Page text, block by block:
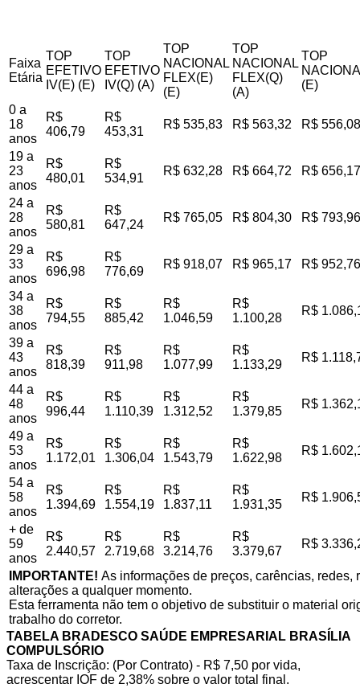
Faixa
Etária
TOP
EFETIVO
IV(E) (E)
TOP
EFETIVO
IV(Q) (A)
TOP
NACIONAL
FLEX(E)
(E)
TOP
NACIONAL
FLEX(Q)
(A)
TOP
(E)
0 a
18
anos
R$
406,79
R$
453,31
R$ 535,83 R$ 563,32 R$ 556,08
19 a
23
anos
R$
480,01
R$
534,91
R$ 632,28 R$ 664,72 R$ 656,17
24 a
28
anos
R$
580,81
R$
647,24
R$ 765,05 R$ 804,30 R$ 793,96
29 a
33
anos
R$
696,98
R$
776,69
R$ 918,07 R$ 965,17 R$ 952,76
34 a
38
anos
R$
794,55
R$
885,42
R$
1.046,59
R$
1.100,28
R$
39 a
43
anos
R$
818,39
R$
911,98
R$
1.077,99
R$
1.133,29
R$
44 a
48
anos
R$
996,44
R$
1.110,39
R$
1.312,52
R$
1.379,85
R$
49 a
53
anos
R$
1.172,01
R$
1.306,04
R$
1.543,79
R$
1.622,98
R$
54 a
58
anos
R$
1.394,69
R$
1.554,19
R$
1.837,11
R$
1.931,35
R$
+ de
59
anos
R$
2.440,57
R$
2.719,68
R$
3.214,76
R$
3.379,67
R$
IMPORTANTE! As informações de preços, carências,
alterações a qualquer momento.
Esta ferramenta não tem o objetivo de substituir o material
trabalho do corretor.
TABELA BRADESCO SAÚDE EMPRESARIAL BRASÍLIA
COMPULSÓRIO
Taxa de Inscrição: (Por Contrato) - R$ 7,50 por vida,
acrescentar IOF de 2,38% sobre o valor total final.